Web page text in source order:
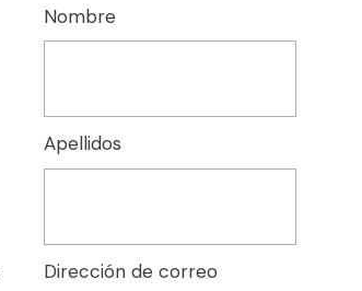
Nombre
Apellidos
Dirección de correo